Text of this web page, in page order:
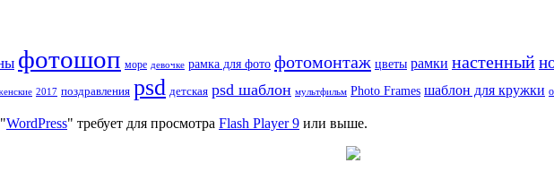
фотошоп море девочке рамка для фото фотомонтаж цветы рамки настенный
2017 поздравления psd детская psd шаблон мультфильм Photo Frames шаблон для кружки
WordPress" требует для просмотра Flash Player 9 или выше.